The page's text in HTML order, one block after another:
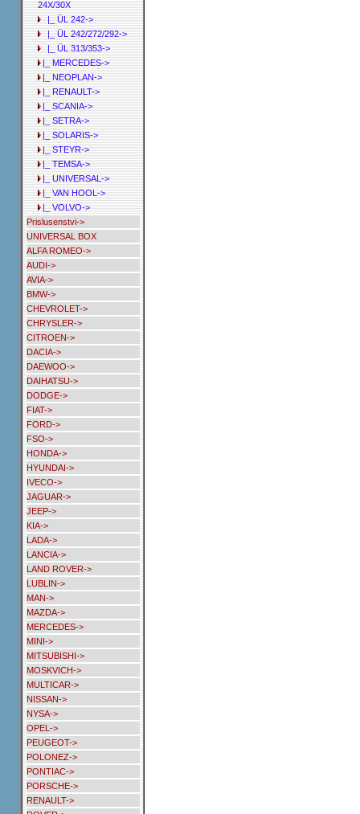
24X/30X
|_ ÜL 242->
|_ ÜL 242/272/292->
|_ ÜL 313/353->
|_ MERCEDES->
|_ NEOPLAN->
|_ RENAULT->
|_ SCANIA->
|_ SETRA->
|_ SOLARIS->
|_ STEYR->
|_ TEMSA->
|_ UNIVERSAL->
|_ VAN HOOL->
|_ VOLVO->
Prislusenstvi->
UNIVERSAL BOX
ALFA ROMEO->
AUDI->
AVIA->
BMW->
CHEVROLET->
CHRYSLER->
CITROEN->
DACIA->
DAEWOO->
DAIHATSU->
DODGE->
FIAT->
FORD->
FSO->
HONDA->
HYUNDAI->
IVECO->
JAGUAR->
JEEP->
KIA->
LADA->
LANCIA->
LAND ROVER->
LUBLIN->
MAN->
MAZDA->
MERCEDES->
MINI->
MITSUBISHI->
MOSKVICH->
MULTICAR->
NISSAN->
NYSA->
OPEL->
PEUGEOT->
POLONEZ->
PONTIAC->
PORSCHE->
RENAULT->